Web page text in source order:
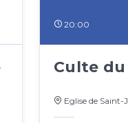
20:00
Culte du
Eglise de Saint-